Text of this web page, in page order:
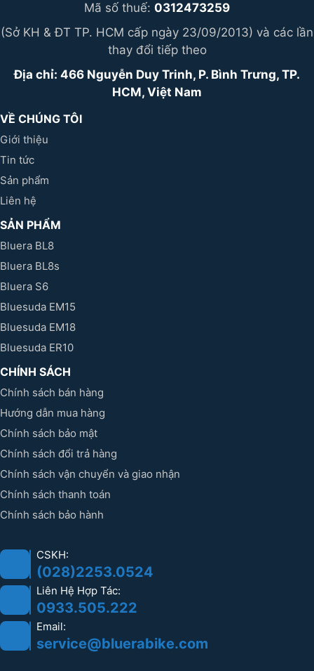
Mã số thuế: 0312473259
(Sở KH & ĐT TP. HCM cấp ngày 23/09/2013) và các lần
thay đổi tiếp theo
Địa chỉ: 466 Nguyễn Duy Trinh, P. Bình Trưng, TP.
HCM, Việt Nam
VỀ CHÚNG TÔI
Giới thiệu
Tin tức
Sản phẩm
Liên hệ
SẢN PHẨM
Bluera BL8
Bluera BL8s
Bluera S6
Bluesuda EM15
Bluesuda EM18
Bluesuda ER10
CHÍNH SÁCH
Chính sách bán hàng
Hướng dẫn mua hàng
Chính sách bảo mật
Chính sách đổi trả hàng
Chính sách vận chuyển và giao nhận
Chính sách thanh toán
Chính sách bảo hành
CSKH:
(028)2253.0524
Liên Hệ Hợp Tác:
0933.505.222
Email:
service@bluerabike.com